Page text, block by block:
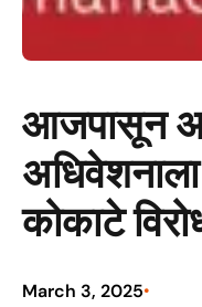
आजपासून
कोकाटे
March 3, 2025•